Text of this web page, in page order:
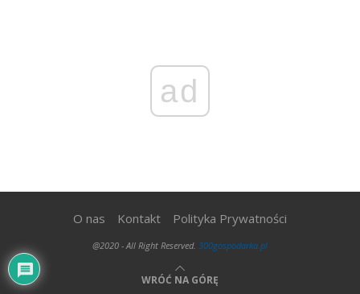
ad
O nas Kontakt Polityka Prywatności
@2020 - All Right Reserved. 300gospodarka.pl
WRÓĆ NA GÓRĘ